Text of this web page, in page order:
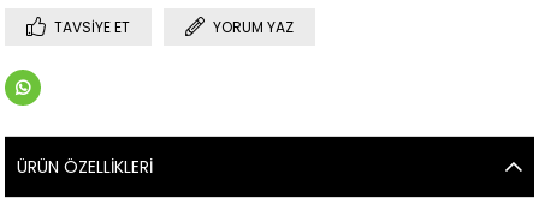
TAVSIYE ET YORUM YAZ
ÜRÜN ÖZELLIKLERI